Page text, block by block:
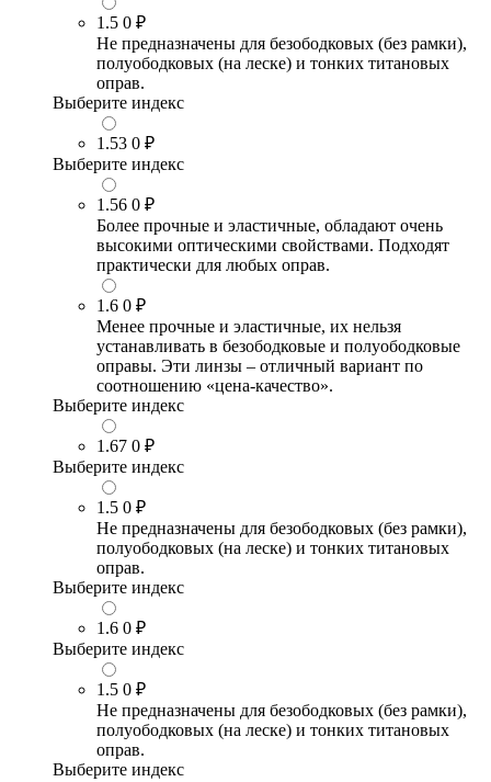
1.5 0 ₽
Не предназначены для безободковых (без рамки),
полуободковых (на леске) и тонких титановых
оправ.
Выберите индекс
1.53 0 ₽
Выберите индекс
1.56 0 ₽
Более прочные и эластичные, обладают очень
высокими оптическими свойствами. Подходят
практически для любых оправ.
1.6 0 ₽
Менее прочные и эластичные, их нельзя
устанавливать в безободковые и полуободковые
оправы. Эти линзы – отличный вариант по
соотношению «цена-качество».
Выберите индекс
1.67 0 ₽
Выберите индекс
1.5 0 ₽
Не предназначены для безободковых (без рамки),
полуободковых (на леске) и тонких титановых
оправ.
Выберите индекс
1.6 0 ₽
Выберите индекс
1.5 0 ₽
Не предназначены для безободковых (без рамки),
полуободковых (на леске) и тонких титановых
оправ.
Выберите индекс